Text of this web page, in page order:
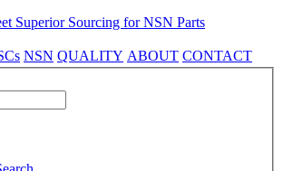
Superior Sourcing for NSN Parts
NSN QUALITY ABOUT CONTACT